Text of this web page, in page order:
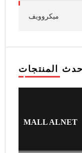
ميكروويف
احدث المنتجات
MALL ALNET